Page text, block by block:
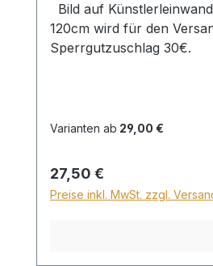
Bild auf Künstlerleinwand Mit dem Bibelvers: Du, Herr, segnest die Gerechten. Ps. 5,13a Beim Versand von Bildern ab dem Format Breite 60 und/oder Länge
120cm wird für den
Sperrgutzuschlag 30€.
Varianten ab 29,00 €
Regulärer Preis:
27,50 €
Preise inkl. MwSt. zzgl.